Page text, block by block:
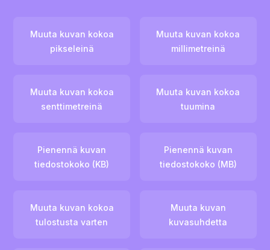
Muuta kuvan kokoa
pikseleinä
Muuta kuvan kokoa
millimetreinä
Muuta kuvan kokoa
senttimetreinä
Muuta kuvan kokoa
tuumina
Pienennä kuvan
tiedostokoko (KB)
Pienennä kuvan
tiedostokoko (MB)
Muuta kuvan kokoa
tulostusta varten
Muuta kuvan
kuvasuhdetta